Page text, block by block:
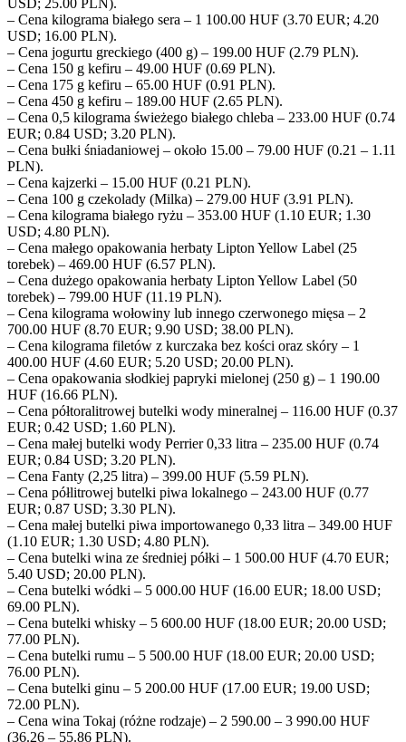
USD; 25.00 PLN).
– Cena kilograma białego sera – 1 100.00 HUF (3.70 EUR; 4.20
USD; 16.00 PLN).
– Cena jogurtu greckiego (400 g) – 199.00 HUF (2.79 PLN).
– Cena 150 g kefiru – 49.00 HUF (0.69 PLN).
– Cena 175 g kefiru – 65.00 HUF (0.91 PLN).
– Cena 450 g kefiru – 189.00 HUF (2.65 PLN).
– Cena 0,5 kilograma świeżego białego chleba – 233.00 HUF (0.74
EUR; 0.84 USD; 3.20 PLN).
– Cena bułki śniadaniowej – około 15.00 – 79.00 HUF (0.21 – 1.11
PLN).
– Cena kajzerki – 15.00 HUF (0.21 PLN).
– Cena 100 g czekolady (Milka) – 279.00 HUF (3.91 PLN).
– Cena kilograma białego ryżu – 353.00 HUF (1.10 EUR; 1.30
USD; 4.80 PLN).
– Cena małego opakowania herbaty Lipton Yellow Label (25
torebek) – 469.00 HUF (6.57 PLN).
– Cena dużego opakowania herbaty Lipton Yellow Label (50
torebek) – 799.00 HUF (11.19 PLN).
– Cena kilograma wołowiny lub innego czerwonego mięsa – 2
700.00 HUF (8.70 EUR; 9.90 USD; 38.00 PLN).
– Cena kilograma filetów z kurczaka bez kości oraz skóry – 1
400.00 HUF (4.60 EUR; 5.20 USD; 20.00 PLN).
– Cena opakowania słodkiej papryki mielonej (250 g) – 1 190.00
HUF (16.66 PLN).
– Cena półtoralitrowej butelki wody mineralnej – 116.00 HUF (0.37
EUR; 0.42 USD; 1.60 PLN).
– Cena małej butelki wody Perrier 0,33 litra – 235.00 HUF (0.74
EUR; 0.84 USD; 3.20 PLN).
– Cena Fanty (2,25 litra) – 399.00 HUF (5.59 PLN).
– Cena półlitrowej butelki piwa lokalnego – 243.00 HUF (0.77
EUR; 0.87 USD; 3.30 PLN).
– Cena małej butelki piwa importowanego 0,33 litra – 349.00 HUF
(1.10 EUR; 1.30 USD; 4.80 PLN).
– Cena butelki wina ze średniej półki – 1 500.00 HUF (4.70 EUR;
5.40 USD; 20.00 PLN).
– Cena butelki wódki – 5 000.00 HUF (16.00 EUR; 18.00 USD;
69.00 PLN).
– Cena butelki whisky – 5 600.00 HUF (18.00 EUR; 20.00 USD;
77.00 PLN).
– Cena butelki rumu – 5 500.00 HUF (18.00 EUR; 20.00 USD;
76.00 PLN).
– Cena butelki ginu – 5 200.00 HUF (17.00 EUR; 19.00 USD;
72.00 PLN).
– Cena wina Tokaj (różne rodzaje) – 2 590.00 – 3 990.00 HUF
(36.26 – 55.86 PLN).